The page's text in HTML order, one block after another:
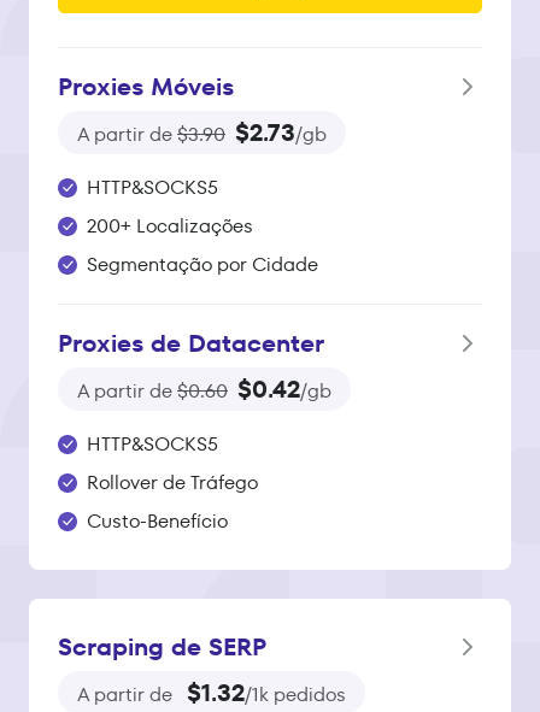
Proxies Móveis
A partir de$3.90 $2.73/gb
HTTP&SOCKS5
200+ Localizações
Segmentação por Cidade
Proxies de Datacenter
A partir de$0.60 $0.42/gb
HTTP&SOCKS5
Rollover de Tráfego
Custo-Benefício
Scraping de SERP
A partir de $1.32/1k pedidos